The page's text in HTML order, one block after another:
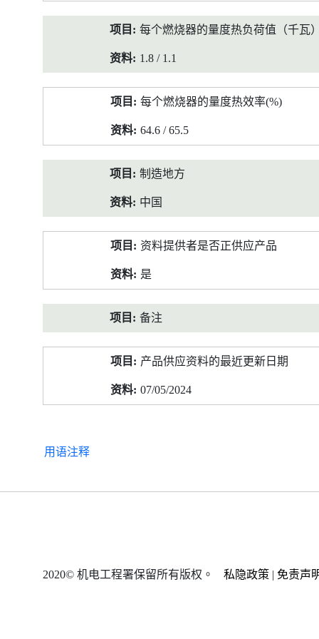
每个燃烧器的量度热负荷值（千瓦
1.8 / 1.1
每个燃烧器的量度热效率(%)
64.6 / 65.5
制造地方
中国
资料提供者是否正供应产品
是
备注
产品供应资料的最近更新日期
07/05/2024
用语注释
2020© 机电工程署保留所有版权。 私隐政策 | 免责声